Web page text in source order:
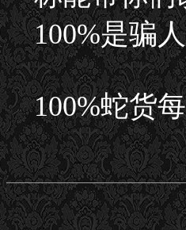
100%是骗
100%蛇货